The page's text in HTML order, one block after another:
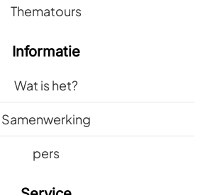
Thematours
Informatie
Wat is het?
Samenwerking
pers